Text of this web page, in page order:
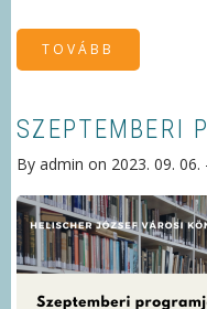
TOVÁBB
KÖNYVTÁRI
NAPOK
SZEPTEMBERI
By admin on 2023. 09. 06.